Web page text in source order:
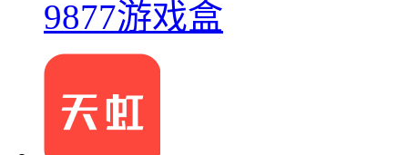
9877游戏盒